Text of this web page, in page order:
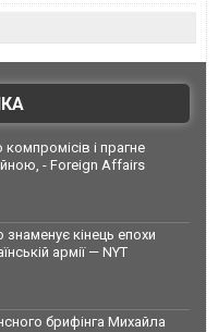
і прагне
- Foreign Affairs
кінець епохи
армії — NYT
брифінга Михайла